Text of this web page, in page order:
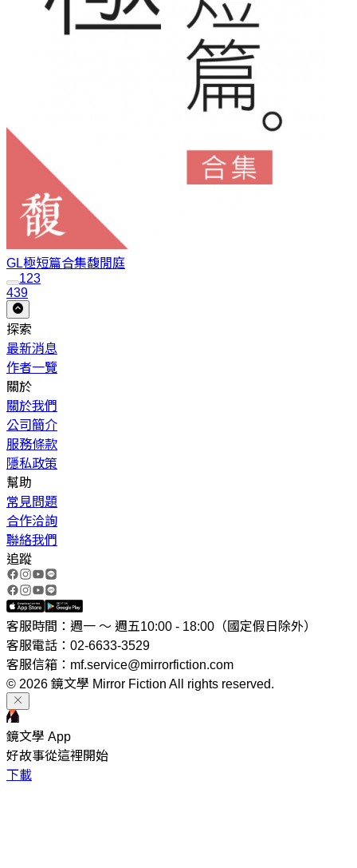
GL極短篇合集馥閒庭
123
439
探索
最新消息
作者一覽
關於
關於我們
公司簡介
服務條款
隱私政策
幫助
常見問題
合作洽詢
聯絡我們
追蹤
客服時間：週一 ～ 週五10:00 - 18:00（國定假日除外）
客服電話：02-6633-3529
客服信箱：mf.service@mirrorfiction.com
© 2026 鏡文學 Mirror Fiction All rights reserved.
鏡文學 App
好故事從這裡開始
下載